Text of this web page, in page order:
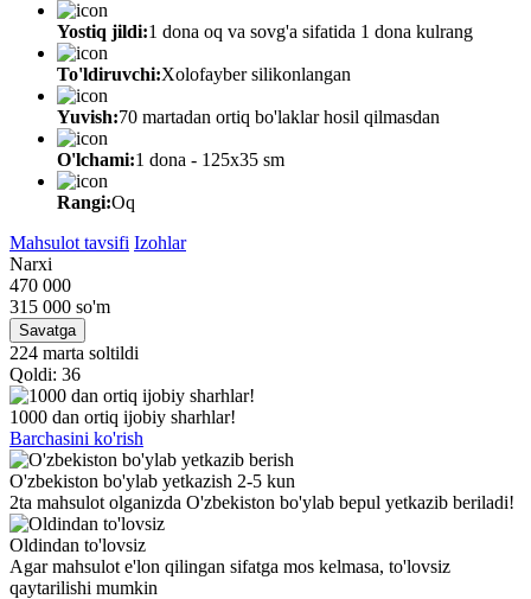
Yostiq jildi:1 dona oq va sovg'a sifatida 1 dona kulrang
To'ldiruvchi:Xolofayber silikonlangan
Yuvish:70 martadan ortiq bo'laklar hosil qilmasdan
O'lchami:1 dona - 125х35 sm
Rangi:Oq
Mahsulot tavsifi Izohlar
Narxi
470 000
315 000 so'm
Savatga
224 marta soltildi
Qoldi: 36
1000 dan ortiq ijobiy sharhlar!
Barchasini ko'rish
O'zbekiston bo'ylab yetkazish 2-5 kun
2ta mahsulot olganizda O'zbekiston bo'ylab bepul yetkazib beriladi!
Oldindan to'lovsiz
Agar mahsulot e'lon qilingan sifatga mos kelmasa, to'lovsiz
qaytarilishi mumkin